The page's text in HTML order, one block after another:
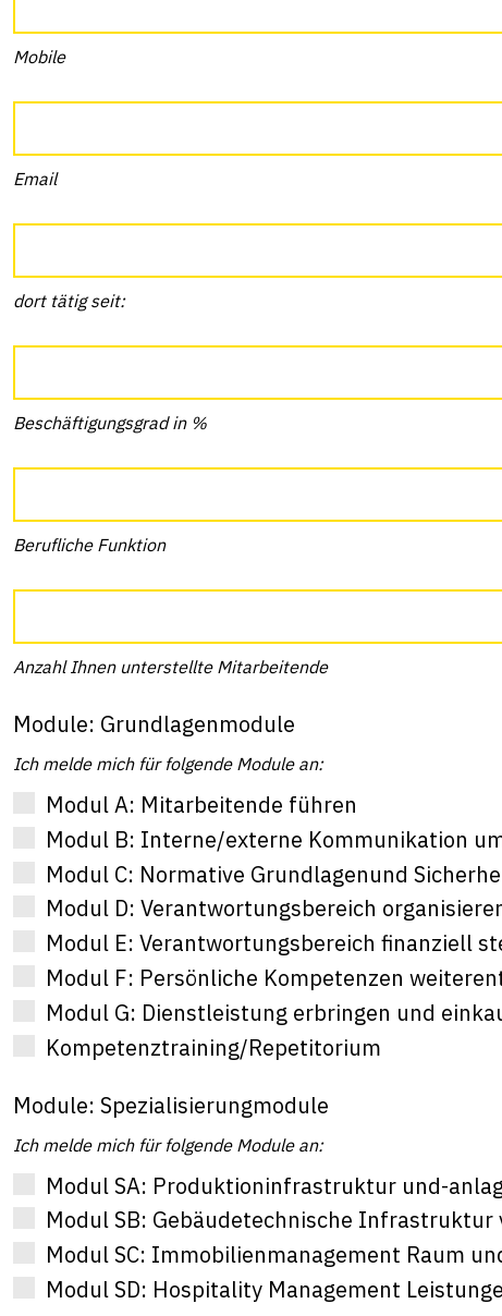
Mobile
Email
dort tätig seit:
Beschäftigungsgrad in %
Berufliche Funktion
Anzahl Ihnen unterstellte Mitarbeitende
Module: Grundlagenmodule
Ich melde mich für folgende Module an:
Modul A: Mitarbeitende führen
Modul B: Interne/externe Kommunikation
Modul C: Normative Grundlagenund
Modul D: Verantwortungsbereich
Modul E: Verantwortungsbereich finanziell
Modul F: Persönliche Kompetenzen
Modul G: Dienstleistung erbringen und
Kompetenztraining/Repetitorium
Module: Spezialisierungmodule
Ich melde mich für folgende Module an:
Modul SA: Produktioninfrastruktur und-
Modul SB: Gebäudetechnische
Modul SC: Immobilienmanagement Raum
Modul SD: Hospitality Management